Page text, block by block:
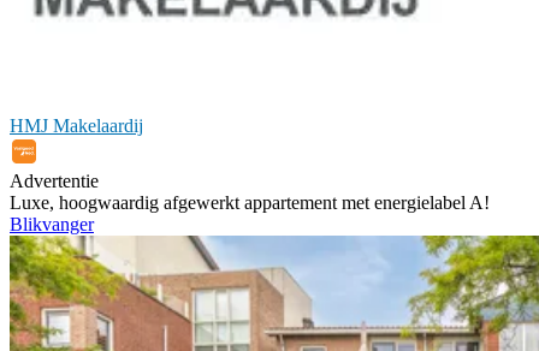
HMJ Makelaardij
Advertentie
Luxe, hoogwaardig afgewerkt appartement met energielabel A!
Blikvanger